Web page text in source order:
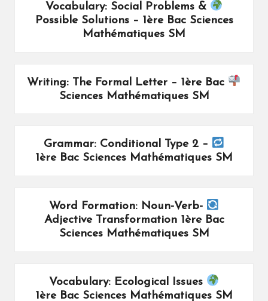
Vocabulary: Social Problems &
Possible Solutions – 1ère Bac Sciences
Mathématiques SM
Writing: The Formal Letter – 1ère Bac
Sciences Mathématiques SM
Grammar: Conditional Type 2 –
1ère Bac Sciences Mathématiques SM
Word Formation: Noun-Verb-
Adjective Transformation 1ère Bac
Sciences Mathématiques SM
Vocabulary: Ecological Issues
1ère Bac Sciences Mathématiques SM